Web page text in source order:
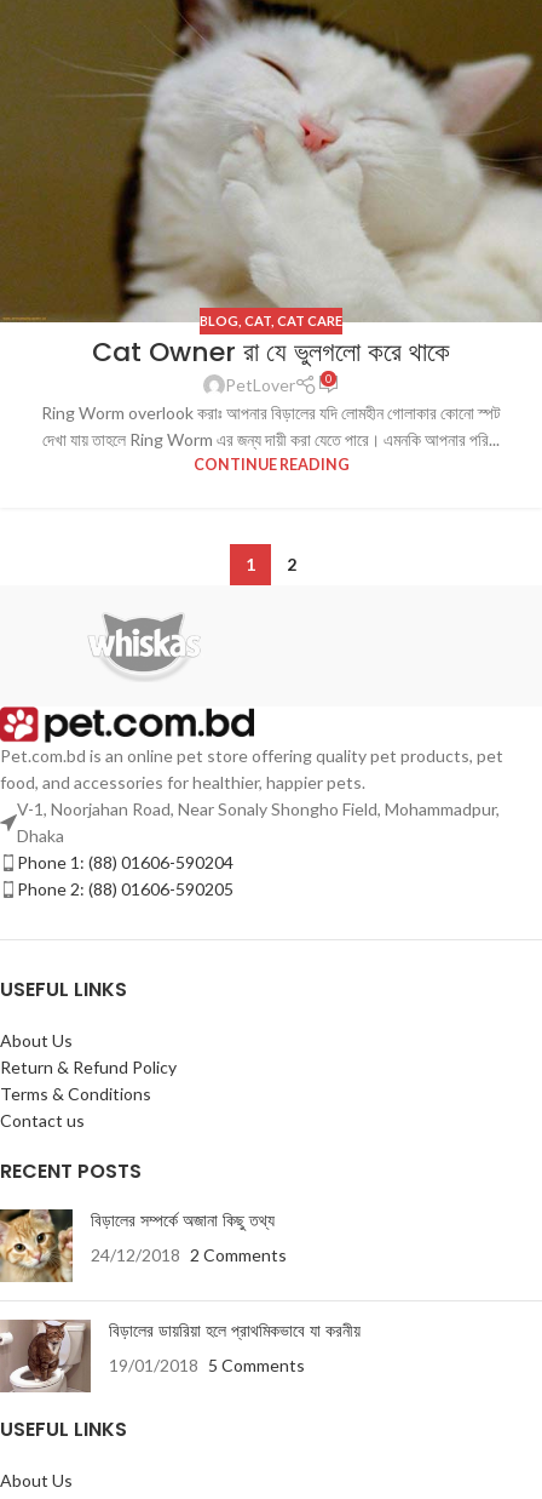
BLOG CAT CAT CARE
Cat Owner রা যে ভুলগলো করে থাকে
PetLover 0
Ring Worm overlook করাঃ আপনার বিড়ালের যদি লোমহীন গোলাকার কোনো স্পট
দেখা যায় তাহলে Ring Worm এর জন্য দায়ী করা যেতে পারে। এমনকি আপনার পরি...
CONTINUE READING
1 2
Pet.com.bd is an online pet store offering quality pet products, pet
food, and accessories for healthier, happier pets.
V-1, Noorjahan Road, Near Sonaly Shongho Field, Mohammadpur,
Dhaka
Phone 1: (88) 01606-590204
Phone 2: (88) 01606-590205
USEFUL LINKS
About Us
Return & Refund Policy
Terms & Conditions
Contact us
RECENT POSTS
বিড়ালের সম্পর্কে অজানা কিছু তথ্য
24/12/2018 2 Comments
বিড়ালের ডায়রিয়া হলে প্রাথমিকভাবে যা করনীয়
19/01/2018 5 Comments
USEFUL LINKS
About Us